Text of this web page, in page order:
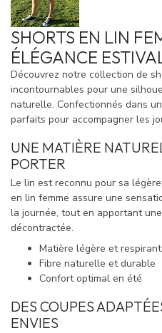
SHORTS EN LIN
ÉLÉGANCE
Découvrez notre collection de
incontournables pour une
naturelle. Confectionnés dans
parfaits pour accompagner les
UNE MATIÈRE
PORTER
Le lin est reconnu pour sa
en lin femme assure une
la journée, tout en apportant
décontractée.
Matière légère et
Fibre naturelle et durable
Confort optimal en été
DES COUPES
ENVIES